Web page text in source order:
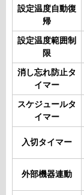
設定温度自動復
帰
設定温度範囲制
限
消し忘れ防止タ
イマー
スケジュールタ
イマー
入切タイマー
外部機器連動